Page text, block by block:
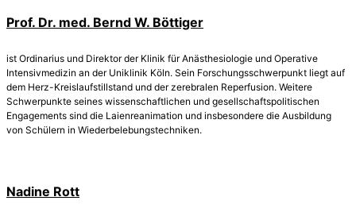
Prof. Dr. med. Bernd W. Böttiger
ist Ordinarius und Direktor der Klinik für Anästhesiologie und Operative
Intensivmedizin an der Uniklinik Köln. Sein Forschungsschwerpunkt liegt auf
dem Herz-Kreislaufstillstand und der zerebralen Reperfusion. Weitere
Schwerpunkte seines wissenschaftlichen und gesellschaftspolitischen
Engagements sind die Laienreanimation und insbesondere die Ausbildung
von Schülern in Wiederbelebungstechniken.
Nadine Rott